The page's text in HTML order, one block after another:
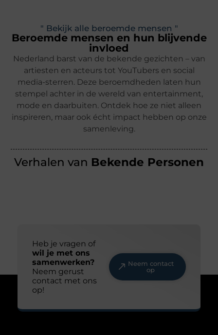
" Bekijk alle beroemde mensen "
Beroemde mensen en hun blijvende
invloed
Nederland barst van de bekende gezichten – van
artiesten en acteurs tot YouTubers en social
media-sterren. Deze beroemdheden laten hun
stempel achter in de wereld van entertainment,
mode en daarbuiten. Ontdek hoe ze niet alleen
inspireren, maar ook écht impact hebben op onze
samenleving.
Verhalen van Bekende Personen
Heb je vragen of
wil je met ons
samenwerken?
Neem gerust
contact met ons
op!
Neem contact
op